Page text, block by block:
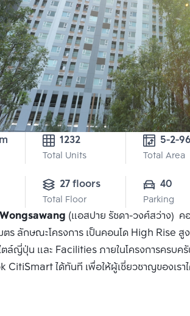
1232
Total Units
5-2-96
Total Area
27 floors
Total Floor
40
Parking
(แอสปาย รัชดา-วงศ์สว่าง)
ร ลักษณะโครงการ เป็นคอนโด High Rise
ญี่ปุ่น และ Facilities ภายในโครงการครบครั
CitiSmart ได้ทันที เพื่อให้ผู้เชี่ยวชาญของเรา